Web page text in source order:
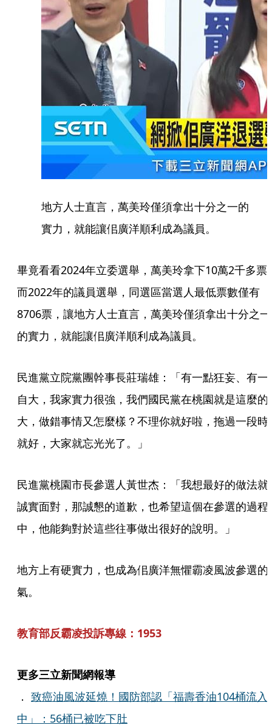
地方人士直言，萬美玲僅須拿出十分之一的
實力，就能讓佀廣洋順利成為議員。
畢竟看看2024年立委選舉，萬美玲拿下10萬2千多票
而2022年的議員選舉，同選區當選人最低票數僅有
8706票，讓地方人士直言，萬美玲僅須拿出十分之一
的實力，就能讓佀廣洋順利成為議員。
民進黨立院黨團幹事長莊瑞雄：「有一點狂妄、有一
自大，我家實力很強，我們國民黨在桃園就是這麼的
大，做錯事情又怎麼樣？不理你就好啦，拖過一段時
就好，大家就忘光光了。」
民進黨桃園市長參選人黃世杰：「我想最好的做法就
誠實面對，那誠懇的道歉，也希望這個在參選的過程
中，他能夠對於這些往事做出很好的說明。」
地方上有硬實力，也成為佀廣洋無懼霸凌風波參選的
氣。
教育部反霸凌投訴專線：1953
更多三立新聞網報導
． 致癌油風波延燒！國防部認「福壽香油104桶流入
中」：56桶已被吃下肚